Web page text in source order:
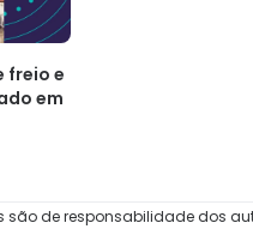
freio e
em
são de responsabilidade dos